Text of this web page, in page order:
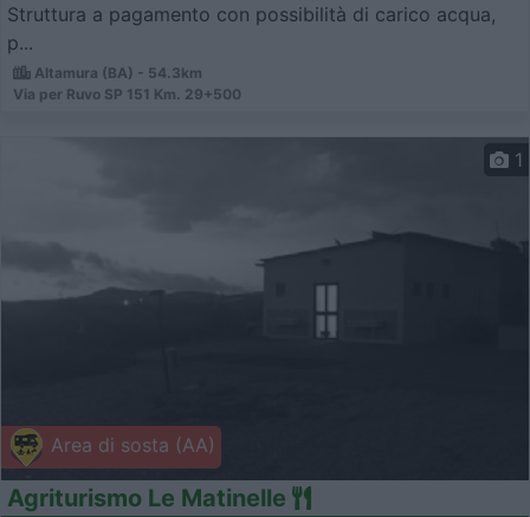
Struttura a pagamento con possibilità di carico acqua,
p...
Altamura (BA) - 54.3km
Via per Ruvo SP 151 Km. 29+500
Area di sosta (AA)
1
Agriturismo Le Matinelle